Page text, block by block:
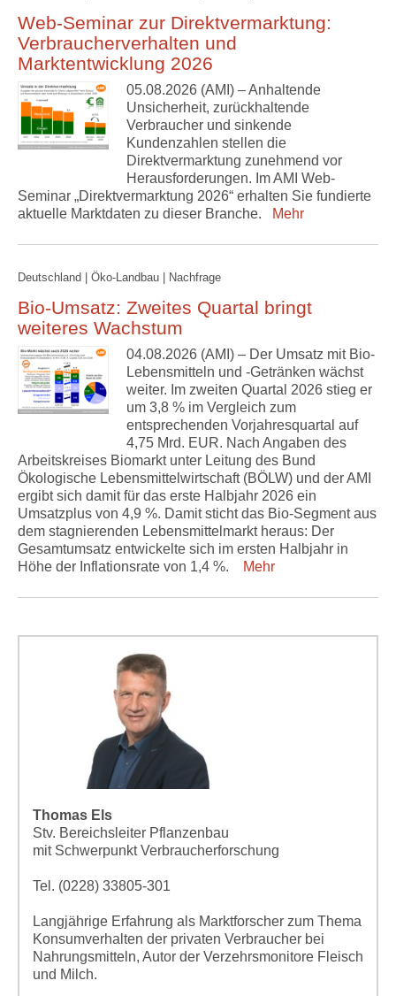
Web-Seminar zur Direktvermarktung:
Verbraucherverhalten und
Marktentwicklung 2026
05.08.2026 (AMI) – Anhaltende
Unsicherheit, zurückhaltende
Verbraucher und sinkende
Kundenzahlen stellen die
Direktvermarktung zunehmend vor
Herausforderungen. Im AMI Web-
Seminar „Direktvermarktung 2026“ erhalten Sie fundierte
aktuelle Marktdaten zu dieser Branche.
Mehr
Deutschland | Öko-Landbau | Nachfrage
Bio-Umsatz: Zweites Quartal bringt
weiteres Wachstum
04.08.2026 (AMI) – Der Umsatz mit Bio-
Lebensmitteln und -Getränken wächst
weiter. Im zweiten Quartal 2026 stieg er
um 3,8 % im Vergleich zum
entsprechenden Vorjahresquartal auf
4,75 Mrd. EUR. Nach Angaben des
Arbeitskreises Biomarkt unter Leitung des Bund
Ökologische Lebensmittelwirtschaft (BÖLW) und der AMI
ergibt sich damit für das erste Halbjahr 2026 ein
Umsatzplus von 4,9 %. Damit sticht das Bio-Segment aus
dem stagnierenden Lebensmittelmarkt heraus: Der
Gesamtumsatz entwickelte sich im ersten Halbjahr in
Höhe der Inflationsrate von 1,4 %.
Mehr
Thomas Els
Stv. Bereichsleiter Pflanzenbau
mit Schwerpunkt Verbraucherforschung
Tel. (0228) 33805-301
Langjährige Erfahrung als Marktforscher zum Thema
Konsumverhalten der privaten Verbraucher bei
Nahrungsmitteln, Autor der Verzehrsmonitore Fleisch
und Milch.